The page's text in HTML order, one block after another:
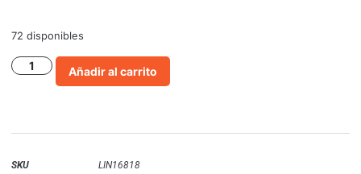
72 disponibles
Añadir al carrito
SKU
LIN16818